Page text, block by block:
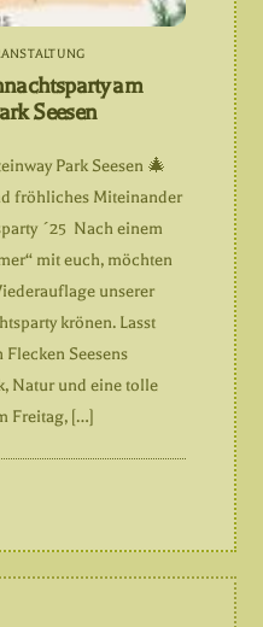
am
Seesen
Park Seesen 🎄
fröhliches Miteinander
´25 Nach einem
mit euch, möchten
unserer
krönen. Lasst
Seesens
Natur und eine tolle
Freitag, […]